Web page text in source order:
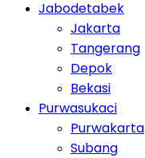
Jabodetabek
Jakarta
Tangerang
Depok
Bekasi
Purwasukaci
Purwakarta
Subang